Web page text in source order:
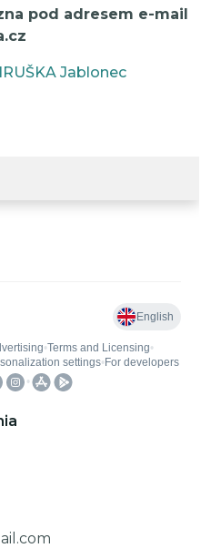
pod adresem e-mail
Jablonec